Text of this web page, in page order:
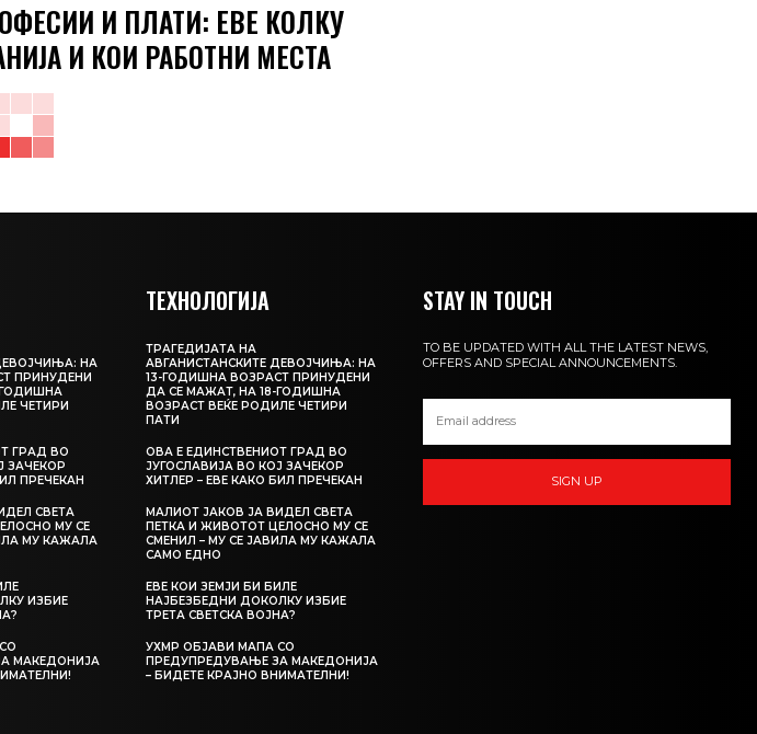
И ПЛАТИ: ЕВЕ КОЛКУ
И КОИ РАБОТНИ МЕСТА
НА
ПРИНУДЕНИ
ГОДИШНА
ЧЕТИРИ
ГРАД ВО
ЗАЧЕКОР
ПРЕЧЕКАН
СВЕТА
МУ СЕ
МУ КАЖАЛА
ИЗБИЕ
МАКЕДОНИЈА
ТЕХНОЛОГИЈА
ТРАГЕДИЈАТА НА
АВГАНИСТАНСКИТЕ ДЕВОЈЧИЊА: НА
13-ГОДИШНА ВОЗРАСТ ПРИНУДЕНИ
ДА СЕ МАЖАТ, НА 18-ГОДИШНА
ВОЗРАСТ ВЕЌЕ РОДИЛЕ ЧЕТИРИ
ПАТИ
ОВА Е ЕДИНСТВЕНИОТ ГРАД ВО
ЈУГОСЛАВИЈА ВО КОЈ ЗАЧЕКОР
ХИТЛЕР – ЕВЕ КАКО БИЛ ПРЕЧЕКАН
МАЛИОТ ЈАКОВ ЈА ВИДЕЛ СВЕТА
ПЕТКА И ЖИВОТОТ ЦЕЛОСНО МУ СЕ
СМЕНИЛ – МУ СЕ ЈАВИЛА МУ КАЖАЛА
САМО ЕДНО
ЕВЕ КОИ ЗЕМЈИ БИ БИЛЕ
НАЈБЕЗБЕДНИ ДОКОЛКУ ИЗБИЕ
ТРЕТА СВЕТСКА ВОЈНА?
УХМР ОБЈАВИ МАПА СО
ПРЕДУПРЕДУВАЊЕ ЗА МАКЕДОНИЈА
– БИДЕТЕ КРАЈНО ВНИМАТЕЛНИ!
STAY IN TOUCH
TO BE UPDATED WITH ALL THE LATEST NEWS,
OFFERS AND SPECIAL ANNOUNCEMENTS.
SIGN UP